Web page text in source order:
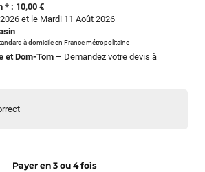
* : 10,00 €
et le Mardi 11 Août 2026
à domicile en France métropolitaine
et Dom-Tom – Demandez votre devis à
Payer en 3 ou 4 fois